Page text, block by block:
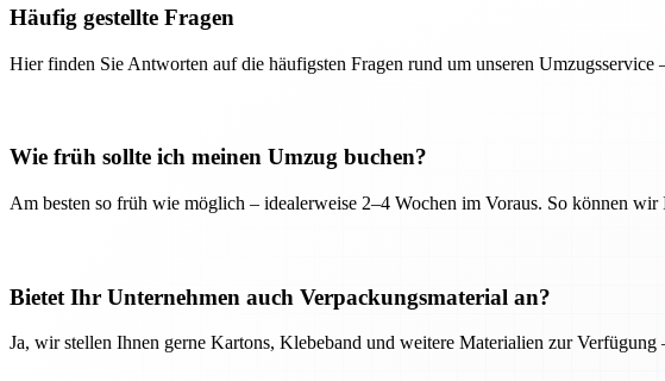
Häufig gestellte Fragen
Hier finden Sie Antworten auf die häufigsten Fragen rund um unseren Umzugsservice
Wie früh sollte ich meinen Umzug buchen?
Am besten so früh wie möglich – idealerweise 2–4 Wochen im Voraus. So können
Bietet Ihr Unternehmen auch Verpackungsmaterial an?
Ja, wir stellen Ihnen gerne Kartons, Klebeband und weitere Materialien zur